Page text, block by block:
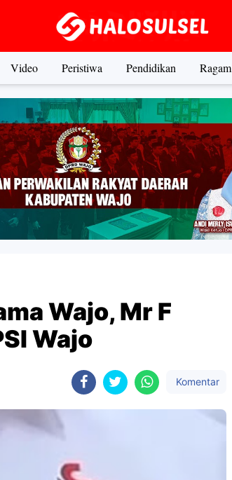
Video Peristiwa Pendidikan Ragam
Wajo, Mr F
Wajo
Komentar